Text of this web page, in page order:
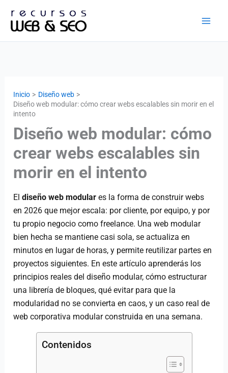
Inicio
Diseño web
Diseño web modular: cómo crear webs escalables sin morir en el
intento
Diseño web modular: cómo
crear webs escalables sin
morir en el intento
Eldiseño web modular es la forma de construir webs
en 2026 que mejor escala: por cliente, por equipo, y por
tu propio negocio como freelance. Una web modular
bien hecha se mantiene casi sola, se actualiza en
minutos en lugar de horas, y permite reutilizar partes en
proyectos siguientes. En este artículo aprenderás los
principios reales del diseño modular, cómo estructurar
una librería de bloques, qué evitar para que la
modularidad no se convierta en caos, y un caso real de
web corporativa modular construida en una semana.
Contenidos